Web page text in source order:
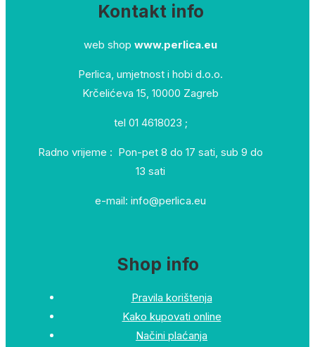
Kontakt info
web shop www.perlica.eu
Perlica, umjetnost i hobi d.o.o.
Krčelićeva 15, 10000 Zagreb
tel 01 4618023 ;
Radno vrijeme : Pon-pet 8 do 17 sati, sub 9 do
13 sati
e-mail: info@perlica.eu
Shop info
Pravila korištenja
Kako kupovati online
Načini plaćanja